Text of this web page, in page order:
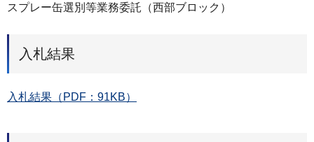
スプレー缶選別等業務委託（西部ブロック）
入札結果
入札結果（PDF：91KB）